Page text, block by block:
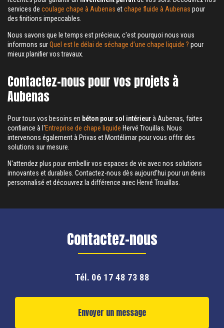
services de coulage chape à Aubenas etchape fluide à Aubenas pour
des finitions impeccables.
Nous savons que le temps est précieux, c'est pourquoi nous vous
informons surQuel est le délai de séchage d’une chape liquide ? pour
mieux planifier vos travaux.
Contactez-nous pour vos projets à
Aubenas
Pour tous vos besoins en béton pour sol intérieurà Aubenas, faites
confiance à l'Entreprise de chape liquide Hervé Trouillas. Nous
intervenons également à Privas et Montélimar pour vous offrir des
solutions sur mesure.
N'attendez plus pour embellir vos espaces de vie avec nos solutions
innovantes et durables. Contactez-nous dès aujourd'hui pour un devis
personnalisé et découvrez la différence avec Hervé Trouillas.
Contactez-nous
Tél. 06 17 48 73 88
Envoyer un message